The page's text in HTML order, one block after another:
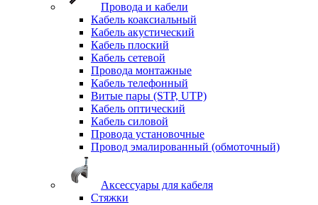
Провода и кабели
Кабель коаксиальный
Кабель акустический
Кабель плоский
Кабель сетевой
Провода монтажные
Кабель телефонный
Витые пары (STP, UTP)
Кабель оптический
Кабель силовой
Провода установочные
Провод эмалированный (обмоточный)
Аксессуары для кабеля
Стяжки